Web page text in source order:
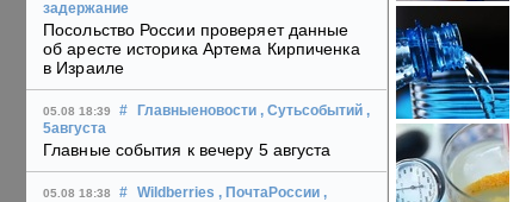
задержание
Посольство России проверяет данные
об аресте историка Артема Кирпиченка
в Израиле
05.08 18:39 # Главныеновости , Сутьсобытий ,
5августа
Главные события к вечеру 5 августа
05.08 18:38 # Wildberries , ПочтаРоссии ,